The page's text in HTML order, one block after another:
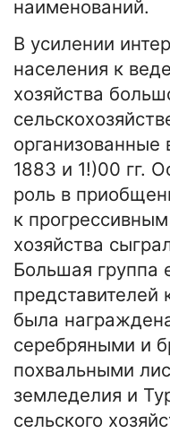
наименований.
В усилении
населения к
хозяйства
организованные
1883 и 1!)00 гг.
роль в
к
хозяйства
Большая группа
представителей
была
серебряными и
похвальными
земледелия и
сельского